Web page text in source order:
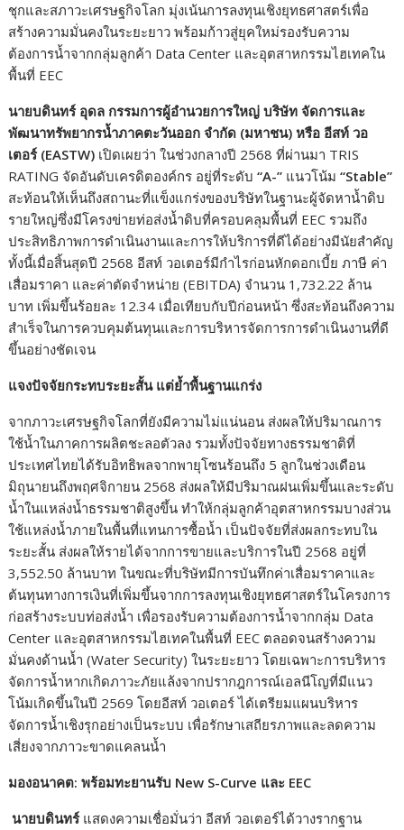
ชุกและสภาวะเศรษฐกิจโลก มุ่งเน้นการลงทุนเชิงยุทธศาสตร์เพื่อ
สร้างความมั่นคงในระยะยาว พร้อมก้าวสู่ยุคใหม่รองรับความ
ต้องการน้ำจากกลุ่มลูกค้า Data Center และอุตสาหกรรมไฮเทคใน
พื้นที่ EEC
นายบดินทร์ อุดล กรรมการผู้อำนวยการใหญ่ บริษัท จัดการและ
พัฒนาทรัพยากรน้ำภาคตะวันออก จำกัด (มหาชน) หรือ อีสท์ วอ
เตอร์ (EASTW) เปิดเผยว่า ในช่วงกลางปี 2568 ที่ผ่านมา TRIS
RATING จัดอันดับเครดิตองค์กร อยู่ที่ระดับ“A-” แนวโน้ม“Stable”
สะท้อนให้เห็นถึงสถานะที่แข็งแกร่งของบริษัทในฐานะผู้จัดหาน้ำดิบ
รายใหญ่ซึ่งมีโครงข่ายท่อส่งน้ำดิบที่ครอบคลุมพื้นที่ EEC รวมถึง
ประสิทธิภาพการดำเนินงานและการให้บริการที่ดีได้อย่างมีนัยสำคัญ
ทั้งนี้เมื่อสิ้นสุดปี 2568 อีสท์ วอเตอร์มีกำไรก่อนหักดอกเบี้ย ภาษี ค่า
เสื่อมราคา และค่าตัดจำหน่าย (EBITDA) จำนวน 1,732.22 ล้าน
บาท เพิ่มขึ้นร้อยละ 12.34 เมื่อเทียบกับปีก่อนหน้า ซึ่งสะท้อนถึงความ
สำเร็จในการควบคุมต้นทุนและการบริหารจัดการการดำเนินงานที่ดี
ขึ้นอย่างชัดเจน
แจงปัจจัยกระทบระยะสั้น แต่ย้ำพื้นฐานแกร่ง
จากภาวะเศรษฐกิจโลกที่ยังมีความไม่แน่นอน ส่งผลให้ปริมาณการ
ใช้น้ำในภาคการผลิตชะลอตัวลง รวมทั้งปัจจัยทางธรรมชาติที่
ประเทศไทยได้รับอิทธิพลจากพายุโซนร้อนถึง 5 ลูกในช่วงเดือน
มิถุนายนถึงพฤศจิกายน 2568 ส่งผลให้มีปริมาณฝนเพิ่มขึ้นและระดับ
น้ำในแหล่งน้ำธรรมชาติสูงขึ้น ทำให้กลุ่มลูกค้าอุตสาหกรรมบางส่วน
ใช้แหล่งน้ำภายในพื้นที่แทนการซื้อน้ำ เป็นปัจจัยที่ส่งผลกระทบใน
ระยะสั้น ส่งผลให้รายได้จากการขายและบริการในปี 2568 อยู่ที่
3,552.50 ล้านบาท ในขณะที่บริษัทมีการบันทึกค่าเสื่อมราคาและ
ต้นทุนทางการเงินที่เพิ่มขึ้นจากการลงทุนเชิงยุทธศาสตร์ในโครงการ
ก่อสร้างระบบท่อส่งน้ำ เพื่อรองรับความต้องการน้ำจากกลุ่ม Data
Center และอุตสาหกรรมไฮเทคในพื้นที่ EEC ตลอดจนสร้างความ
มั่นคงด้านน้ำ (Water Security) ในระยะยาว โดยเฉพาะการบริหาร
จัดการน้ำหากเกิดภาวะภัยแล้งจากปรากฎการณ์เอลนีโญที่มีแนว
โน้มเกิดขึ้นในปี 2569 โดยอีสท์ วอเตอร์ ได้เตรียมแผนบริหาร
จัดการน้ำเชิงรุกอย่างเป็นระบบ เพื่อรักษาเสถียรภาพและลดความ
เสี่ยงจากภาวะขาดแคลนน้ำ
มองอนาคต: พร้อมทะยานรับ New S-Curve และ EEC
นายบดินทร์แสดงความเชื่อมั่นว่า อีสท์ วอเตอร์ได้วางรากฐาน